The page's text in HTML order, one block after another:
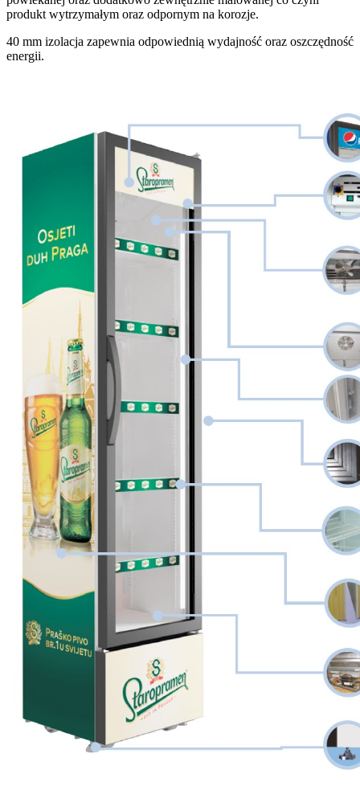
produkt wytrzymałym oraz odpornym na korozje.
40 mm izolacja zapewnia odpowiednią wydajność oraz oszczędność
energii.